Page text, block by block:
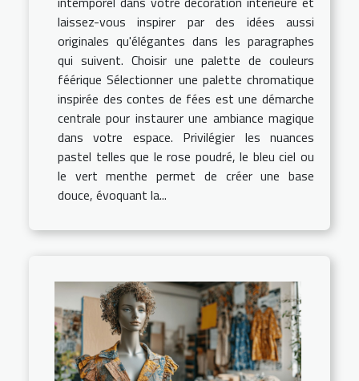
laissez-vous inspirer par des idées aussi
originales qu'élégantes dans les paragraphes
qui suivent. Choisir une palette de couleurs
féérique Sélectionner une palette chromatique
inspirée des contes de fées est une démarche
centrale pour instaurer une ambiance magique
dans votre espace. Privilégier les nuances
pastel telles que le rose poudré, le bleu ciel ou
le vert menthe permet de créer une base
douce, évoquant la...